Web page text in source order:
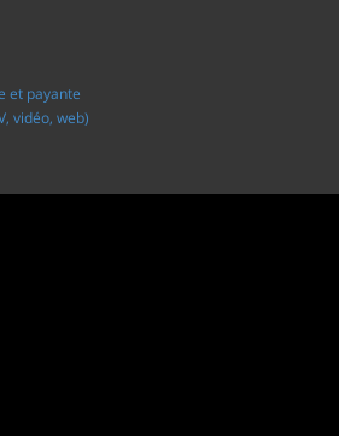
et payante
vidéo, web)